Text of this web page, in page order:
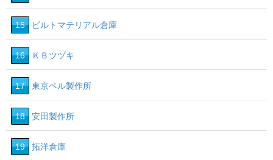
15 ビルトマテリアル倉庫
16 ＫＢツヅキ
17 東京ベル製作所
18 安田製作所
19 拓洋倉庫